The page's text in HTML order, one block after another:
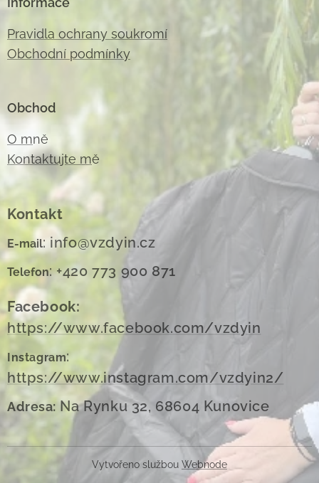
Pravidla ochrany soukromí
Obchodní podmínky
Obchod
O mně
Kontaktujte mě
Kontakt
E-mail: info@vzdyin.cz
Telefon: +420 773 900 871
Facebook:
https://www.facebook.com/vzdyin
Instagram:
https://www.instagram.com/vzdyin2/
Adresa: Na Rynku 32, 68604 Kunovice
Vytvořeno službou Webnode